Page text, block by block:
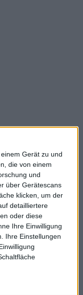
Gerät zu und
die von einem
und
über Gerätescans
klicken, um der
detailliertere
oder diese
Ihre Einwilligung
Ihre Einstellungen